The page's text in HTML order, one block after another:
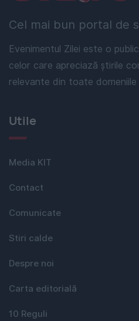
Cel mai bun portal de
Evenimentul Zilei este o
celor care apreciază știrile
relevante din toate
Utile
Media KIT
Contact
Comunicate
Stiri calde
Despre noi
Carta editorială
10 Reguli